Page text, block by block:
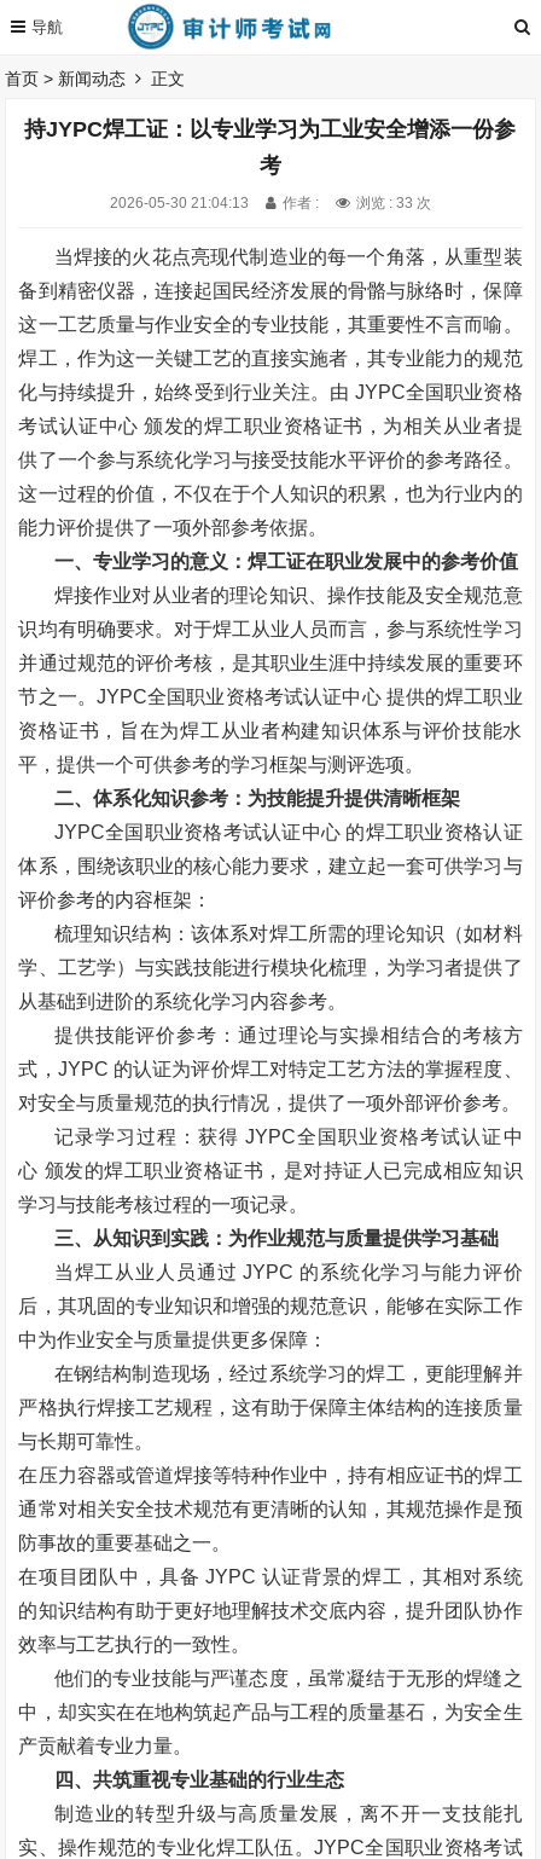
首页 > 新闻动态 正文
持JYPC焊工证：以专业学习为工业安全增添一份参
考
2026-05-30 21:04:13 作者 : 浏览 : 33 次
当焊接的火花点亮现代制造业的每一个角落，从重型装
备到精密仪器，连接起国民经济发展的骨骼与脉络时，保障
这一工艺质量与作业安全的专业技能，其重要性不言而喻。
焊工，作为这一关键工艺的直接实施者，其专业能力的规范
化与持续提升，始终受到行业关注。由 JYPC全国职业资格
考试认证中心 颁发的焊工职业资格证书，为相关从业者提
供了一个参与系统化学习与接受技能水平评价的参考路径。
这一过程的价值，不仅在于个人知识的积累，也为行业内的
能力评价提供了一项外部参考依据。
一、专业学习的意义：焊工证在职业发展中的参考价值
焊接作业对从业者的理论知识、操作技能及安全规范意
识均有明确要求。对于焊工从业人员而言，参与系统性学习
并通过规范的评价考核，是其职业生涯中持续发展的重要环
节之一。 JYPC全国职业资格考试认证中心 提供的焊工职业
资格证书，旨在为焊工从业者构建知识体系与评价技能水
平，提供一个可供参考的学习框架与测评选项。
二、体系化知识参考：为技能提升提供清晰框架
JYPC全国职业资格考试认证中心 的焊工职业资格认证
体系，围绕该职业的核心能力要求，建立起一套可供学习与
评价参考的内容框架：
梳理知识结构：该体系对焊工所需的理论知识（如材料
学、工艺学）与实践技能进行模块化梳理，为学习者提供了
从基础到进阶的系统化学习内容参考。
提供技能评价参考：通过理论与实操相结合的考核方
式， JYPC 的认证为评价焊工对特定工艺方法的掌握程度、
对安全与质量规范的执行情况，提供了一项外部评价参考。
记录学习过程：获得 JYPC全国职业资格考试认证中
心 颁发的焊工职业资格证书，是对持证人已完成相应知识
学习与技能考核过程的一项记录。
三、从知识到实践：为作业规范与质量提供学习基础
当焊工从业人员通过 JYPC 的系统化学习与能力评价
后，其巩固的专业知识和增强的规范意识，能够在实际工作
中为作业安全与质量提供更多保障：
在钢结构制造现场，经过系统学习的焊工，更能理解并
严格执行焊接工艺规程，这有助于保障主体结构的连接质量
与长期可靠性。
在压力容器或管道焊接等特种作业中，持有相应证书的焊工
通常对相关安全技术规范有更清晰的认知，其规范操作是预
防事故的重要基础之一。
在项目团队中，具备 JYPC 认证背景的焊工，其相对系统
的知识结构有助于更好地理解技术交底内容，提升团队协作
效率与工艺执行的一致性。
他们的专业技能与严谨态度，虽常凝结于无形的焊缝之
中，却实实在在地构筑起产品与工程的质量基石，为安全生
产贡献着专业力量。
四、共筑重视专业基础的行业生态
制造业的转型升级与高质量发展，离不开一支技能扎
实、操作规范的专业化焊工队伍。JYPC全国职业资格考试